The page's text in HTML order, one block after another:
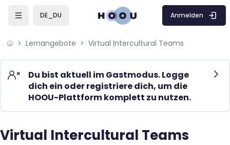
Skip to sidebar navigation menu
Skip to mobile navigation menu
DE_DU Anmelden
Lernangebote Virtual Intercultural Teams
Du bist aktuell im Gastmodus. Logge
dich ein oder registriere dich, um die
HOOU-Plattform komplett zu nutzen.
Blöcke
Virtual Intercultural Teams